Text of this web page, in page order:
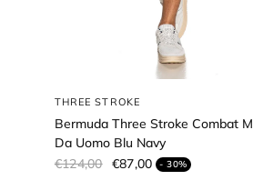
THREE STROKE
Bermuda Three Stroke Combat M
Da Uomo Blu Navy
€124,00 €87,00 - 30%